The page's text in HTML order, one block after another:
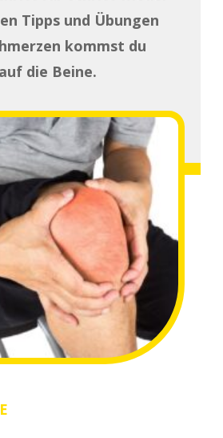
Tipps und Übungen
kommst du
die Beine.